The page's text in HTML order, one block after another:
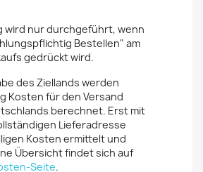
wird nur durchgeführt, wenn
Bestellen" am
gedrückt wird.
des Ziellands werden
Kosten für den Versand
berechnet. Erst mit
Lieferadresse
Kosten ermittelt und
Übersicht findet sich auf
Seite.